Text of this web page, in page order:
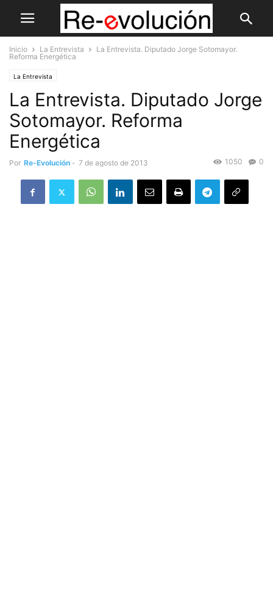
Inicio La Entrevista
La Entrevista. Diputado Jorge Sotomayor.
Reforma Energética
La Entrevista
La Entrevista. Diputado Jorge
Sotomayor. Reforma
Energética
Por Re-Evolución - 7 de agosto de 2013 0
1050